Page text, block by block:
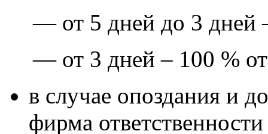
— от 5 дней до 3 дней
— от 3 дней – 100 %
в случае опоздания и
фирма